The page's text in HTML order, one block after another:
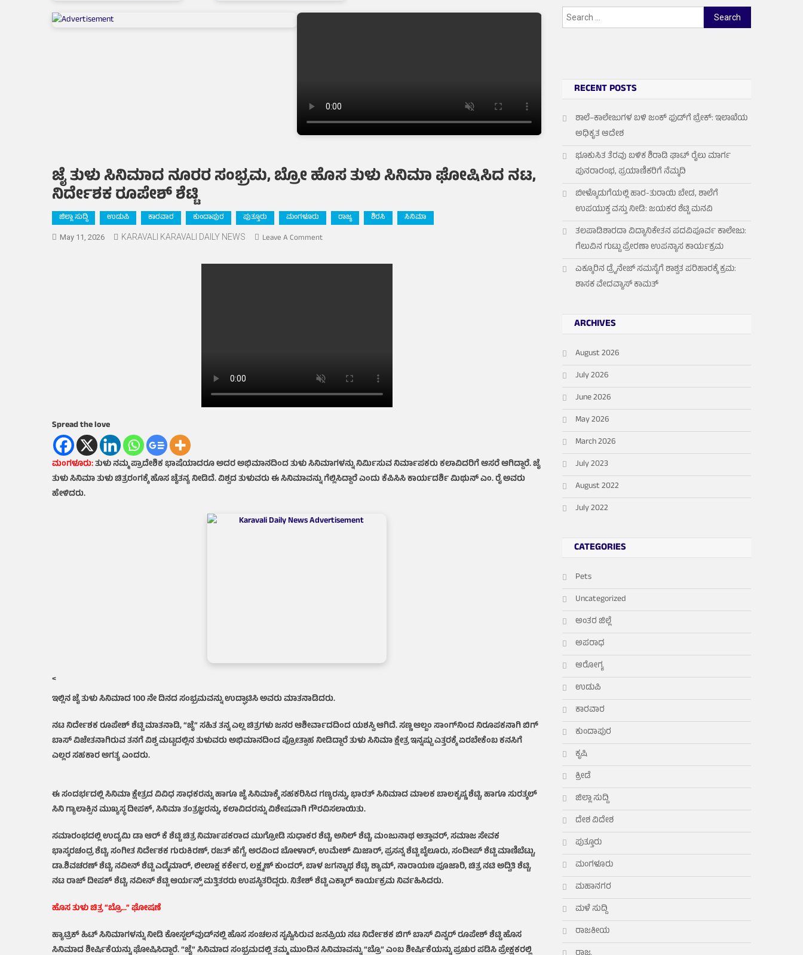
ಜೈ ತುಳು ಸಿನಿಮಾದ ನೂರರ ಸಂಭ್ರಮ, ಬ್ರೋ ಹೊಸ ತುಳು ಸಿನಿಮಾ ಘೋಷಿಸಿದ ನಟ,
ನಿರ್ದೇಶಕ ರೂಪೇಶ್ ಶೆಟ್ಟಿ
ಜಿಲ್ಲಾ ಸುದ್ದಿ ಉಡುಪಿ ಕಾರವಾರ ಕುಂದಾಪುರ ಪುತ್ತೂರು ಮಂಗಳೂರು ರಾಜ್ಯ ಶಿರಸಿ ಸಿನಿಮಾ
May 11, 2026 KARAVALI KARAVALI DAILY NEWS Leave A CommentOn
ತುಳು
ಘೋಷಿಸಿದ
ನಟ,
Spread the love
ಮಂಗಳೂರು:ತುಳು ನಮ್ಮ ಪ್ರಾದೇಶಿಕ ಭಾಷೆಯಾದರೂ ಅದರ ಅಭಿಮಾನದಿಂದ ತುಳು ಸಿನಿಮಾಗಳನ್ನು ನಿರ್ಮಿಸುವ ನಿರ್ಮಾಪಕರು ಕಲಾವಿದರಿಗೆ ಆಸರೆ ಆಗಿದ್ದಾರೆ. ಜೈ
ತುಳು ಸಿನಿಮಾ ತುಳು ಚಿತ್ರರಂಗಕ್ಕೆ ಹೊಸ ಚೈತನ್ಯ ನೀಡಿದೆ. ವಿಶ್ವದ ತುಳುವರು ಈ ಸಿನಿಮಾವನ್ನು ಗೆಲ್ಲಿಸಿದ್ದಾರೆ ಎಂದು ಕೆಪಿಸಿಸಿ ಕಾರ್ಯದರ್ಶಿ ಮಿಥುನ್ ಎಂ. ರೈ ಅವರು
ಹೇಳಿದರು.
<
ಇಲ್ಲಿನ ಜೈ ತುಳು ಸಿನಿಮಾದ 100 ನೇ ದಿನದ ಸಂಭ್ರಮವನ್ನು ಉದ್ಘಾಟಿಸಿ ಅವರು ಮಾತನಾಡಿದರು.
ನಟ ನಿರ್ದೇಶಕ ರೂಪೇಶ್ ಶೆಟ್ಟಿ ಮಾತನಾಡಿ, “ಜೈ” ಸಹಿತ ತನ್ನ ಎಲ್ಲ ಚಿತ್ರಗಳು ಜನರ ಆಶೀರ್ವಾದದಿಂದ ಯಶಸ್ವಿ ಆಗಿದೆ. ಸಣ್ಣ ಆಲ್ಬಂ ಸಾಂಗ್‌ನಿಂದ ನಿರೂಪಕನಾಗಿ ಬಿಗ್
ಬಾಸ್ ವಿಜೇತನಾಗಿರುವ ತನಗೆ ವಿಶ್ವ ಮಟ್ಟದಲ್ಲಿನ ತುಳುವರು ಅಭಿಮಾನದಿಂದ ಪ್ರೋತ್ಸಾಹ ನೀಡಿದ್ದಾರೆ ತುಳು ಸಿನಿಮಾ ಕ್ಷೇತ್ರ ಇನ್ನಷ್ಟು ಎತ್ತರಕ್ಕೆ ಏರಬೇಕೆಂಬ ಕನಸಿಗೆ
ಎಲ್ಲರ ಸಹಕಾರ ಅಗತ್ಯ ಎಂದರು.
ಈ ಸಂದರ್ಭದಲ್ಲಿ ಸಿನಿಮಾ ಕ್ಷೇತ್ರದ ವಿವಿಧ ಸಾಧಕರನ್ನು ಹಾಗೂ ಜೈ ಸಿನಿಮಾಕ್ಕೆ ಸಹಕರಿಸಿದ ಗಣ್ಯರನ್ನು, ಭಾರತ್ ಸಿನಿಮಾದ ಮಾಲಕ ಬಾಲಕೃಷ್ಣ ಶೆಟ್ಟಿ, ಹಾಗೂ ಸುರತ್ಕಲ್
ಸಿನಿ ಗ್ಯಾಲಾಕ್ಸಿನ ಮುಖ್ಯಸ್ಥ ದೀಪಕ್, ಸಿನಿಮಾ ತಂತ್ರಜ್ಞರನ್ನು, ಕಲಾವಿದರನ್ನು ವಿಶೇಷವಾಗಿ ಗೌರವಿಸಲಾಯಿತು.
ಸಮಾರಂಭದಲ್ಲಿ ಉದ್ಯಮಿ ಡಾ ಆರ್ ಕೆ ಶೆಟ್ಟಿ ಚಿತ್ರ ನಿರ್ಮಾಪಕರಾದ ಮುಗ್ರೋಡಿ ಸುಧಾಕರ ಶೆಟ್ಟಿ, ಅನಿಲ್ ಶೆಟ್ಟಿ, ಮಂಜುನಾಥ ಅತ್ತಾವರ್, ಸಮಾಜ ಸೇವಕ
ಭಾಸ್ಕರಚಂದ್ರ ಶೆಟ್ಟಿ, ಸಂಗೀತ ನಿರ್ದೇಶಕ ಗುರುಕಿರಣ್, ರಜತ್ ಹೆಗ್ಡೆ, ಅರವಿಂದ ಬೋಳಾರ್, ಉಮೇಶ್ ಮಿಜಾರ್, ಪ್ರಸನ್ನ ಶೆಟ್ಟಿ ಬೈಲೂರು, ಸಂದೀಪ್ ಶೆಟ್ಟಿ ಮಾಣಿಬೆಟ್ಟು,
ಡಾ.ಶಿವಚರಣ್ ಶೆಟ್ಟಿ, ನವೀನ್ ಶೆಟ್ಟಿ ಎಡ್ಮೆಮಾರ್, ಲೀಲಾಕ್ಷ ಕರ್ಕೇರ, ಲಕ್ಷ್ಮಣ್ ಕುಂದರ್, ಬಾಳ ಜಗನ್ನಾಥ ಶೆಟ್ಟಿ, ಶ್ಯಾಮ್, ನಾರಾಯಣ ಪೂಜಾರಿ, ಚಿತ್ರ ನಟಿ ಅದ್ವಿತಿ ಶೆಟ್ಟಿ,
ನಟ ರಾಜ್ ದೀಪಕ್ ಶೆಟ್ಟಿ, ನವೀನ್ ಶೆಟ್ಟಿ ಆರ್ಯನ್ಸ್ ಮತ್ತಿತರರು ಉಪಸ್ಥಿತರಿದ್ದರು. ನಿತೇಶ್ ಶೆಟ್ಟಿ ಎಕ್ಕಾರ್ ಕಾರ್ಯಕ್ರಮ ನಿರ್ವಹಿಸಿದರು.
ಹೊಸ ತುಳು ಚಿತ್ರ “ಬ್ರೊ…” ಘೋಷಣೆ
ಹ್ಯಾಟ್ರಿಕ್ ಹಿಟ್ ಸಿನಿಮಾಗಳನ್ನು ನೀಡಿ ಕೋಸ್ಟಲ್‌ವುಡ್‌ನಲ್ಲಿ ಹೊಸ ಸಂಚಲನ ಸೃಷ್ಟಿಸಿರುವ ಜನಪ್ರಿಯ ನಟ ನಿರ್ದೇಶಕ ಬಿಗ್ ಬಾಸ್ ವಿನ್ನರ್ ರೂಪೇಶ್ ಶೆಟ್ಟಿ ಹೊಸ
ಸಿನಿಮಾದ ಶೀರ್ಷಿಕೆಯನ್ನು ಘೋಷಿಸಿದ್ದಾರೆ. “ಜೈ” ಸಿನಿಮಾದ ಸಂಭ್ರಮದಲ್ಲಿ ತಮ್ಮ ಮುಂದಿನ ಸಿನಿಮಾವನ್ನು “ಬ್ರೊ” ಎಂಬ ಶೀರ್ಷಿಕೆಯನ್ನು ಪ್ರಚುರ ಪಡಿಸಿ ಪ್ರೇಕ್ಷಕರಲ್ಲಿ
Search
for:
RECENT POSTS
ಶಾಲೆ–ಕಾಲೇಜುಗಳ ಬಳಿ ಜಂಕ್ ಫುಡ್‌ಗೆ ಬ್ರೇಕ್: ಇಲಾಖೆಯ
ಅಧಿಕೃತ ಆದೇಶ
ಭೂಕುಸಿತ ತೆರವು ಬಳಿಕ ಶಿರಾಡಿ ಘಾಟ್ ರೈಲು ಮಾರ್ಗ
ಪುನರಾರಂಭ, ಪ್ರಯಾಣಿಕರಿಗೆ ನೆಮ್ಮದಿ
ಬೀಳ್ಕೊಡುಗೆಯಲ್ಲಿ ಹಾರ-ತುರಾಯಿ ಬೇಡ, ಶಾಲೆಗೆ
ಉಪಯುಕ್ತ ವಸ್ತು ನೀಡಿ: ಜಯಕರ ಶೆಟ್ಟಿ ಮನವಿ
ತಲಪಾಡಿಶಾರದಾ ವಿದ್ಯಾನಿಕೇತನ ಪದವಿಪೂರ್ವ ಕಾಲೇಜು:
ಗೆಲುವಿನ ಗುಟ್ಟು ಪ್ರೇರಣಾ ಉಪನ್ಯಾಸ ಕಾರ್ಯಕ್ರಮ
ಎಕ್ಕೂರಿನ ಡ್ರೈನೇಜ್ ಸಮಸ್ಯೆಗೆ ಶಾಶ್ವತ ಪರಿಹಾರಕ್ಕೆ ಕ್ರಮ:
ಶಾಸಕ ವೇದವ್ಯಾಸ್ ಕಾಮತ್
ARCHIVES
August 2026
July 2026
June 2026
May 2026
March 2026
July 2023
August 2022
July 2022
CATEGORIES
Pets
Uncategorized
ಅಂತರ ಜಿಲ್ಲೆ
ಅಪರಾಧ
ಆರೋಗ್ಯ
ಉಡುಪಿ
ಕಾರವಾರ
ಕುಂದಾಪುರ
ಕೃಷಿ
ಕ್ರೀಡೆ
ಜಿಲ್ಲಾ ಸುದ್ದಿ
ದೇಶ ವಿದೇಶ
ಪುತ್ತೂರು
ಮಂಗಳೂರು
ಮಹಾನಗರ
ಮಳೆ ಸುದ್ದಿ
ರಾಜಕೀಯ